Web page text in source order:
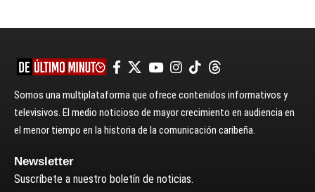
Somos una multiplataforma que ofrece contenidos informativos y
televisivos. El medio noticioso de mayor crecimiento en audiencia en
el menor tiempo en la historia de la comunicación caribeña.
Newsletter
Suscríbete a nuestro boletín de noticias.